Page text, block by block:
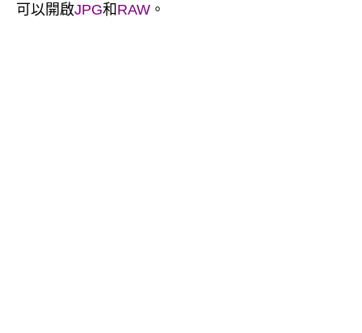
可以開啟JPG和 RAW 。